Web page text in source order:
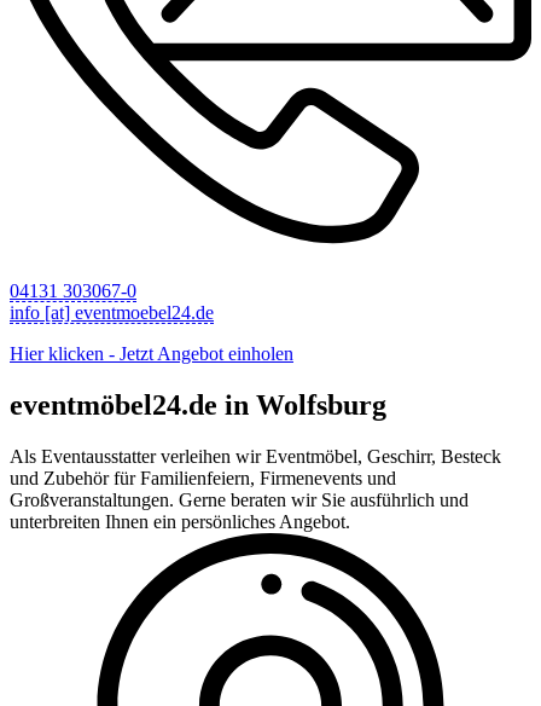
04131 303067-0
info [at] eventmoebel24.de
Hier klicken - Jetzt Angebot einholen
eventmöbel24.de in Wolfsburg
Als Eventausstatter verleihen wir Eventmöbel, Geschirr, Besteck
und Zubehör für Familienfeiern, Firmenevents und
Großveranstaltungen. Gerne beraten wir Sie ausführlich und
unterbreiten Ihnen ein persönliches Angebot.